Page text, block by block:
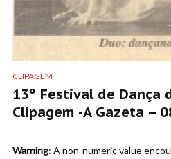
CLIPAGEM
13º Festival de Dança
Clipagem -A Gazeta –
Warning: A non-numeric value